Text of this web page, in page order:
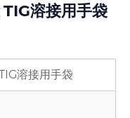
溶接用手袋
溶接用手袋